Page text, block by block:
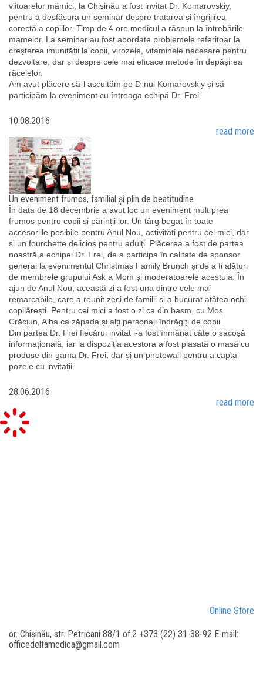
viitoarelor mămici, la Chișinău a fost invitat Dr. Komarovskiy,
pentru a desfășura un seminar despre tratarea și îngrijirea
corectă a copiilor. Timp de 4 ore medicul a răspun la întrebările
mamelor. La seminar au fost abordate problemele referitoar la
creșterea imunității la copii, virozele, vitaminele necesare pentru
dezvoltare, dar și despre cele mai eficace metode în depășirea
răcelelor.
Am avut plăcere să-l ascultăm pe D-nul Komarovskiy și să
participăm la eveniment cu întreaga echipă Dr. Frei.
10.08.2016
read more
Un eveniment frumos, familial și plin de beatitudine
În data de 18 decembrie a avut loc un eveniment mult prea
frumos pentru copii și părinții lor. Un târg bogat în toate
accesoriile posibile pentru Anul Nou, activități pentru cei mici, dar
și un fourchette delicios pentru adulți. Plăcerea a fost de partea
noastră,a echipei Dr. Frei, de a participa în calitate de sponsor
general la evenimentul Christmas Family Brunch și de a fi alături
de membrele grupului Ask a Mom și moderatoarele acestuia. În
ajun de Anul Nou, această zi a fost una dintre cele mai
remarcabile, care a reunit zeci de familii și a bucurat atâțea ochi
copilărești. Pentru cei mici a fost o zi ca din basm, cu Moș
Crăciun, Alba ca zăpada și alți personaji îndrăgiți de copii.
Din partea Dr. Frei fiecărui invitat i-a fost înmânat câte o sacoșă
informațională, iar la dispoziția acestora a fost plasată o masă cu
produse din gama Dr. Frei, dar și un photowall pentru a capta
pozele cu invitații.
28.06.2016
read more
Online Store
or. Chișinău, str. Petricani 88/1 of.2 +373 (22) 31-38-92 E-mail:
officedeltamedica@gmail.com